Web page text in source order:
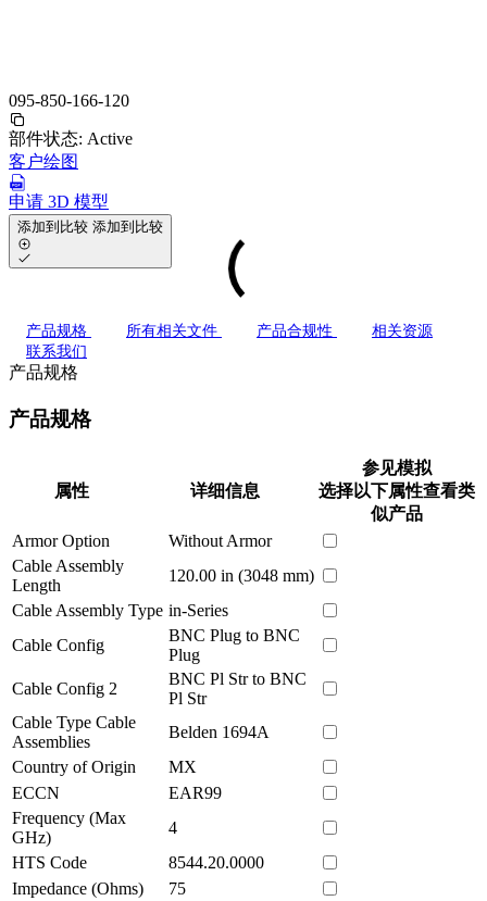
095-850-166-120
部件状态: Active
客户绘图
申请 3D 模型
添加到比较 添加到比较
产品规格 所有相关文件 产品合规性
相关资源
联系我们
产品规格
产品规格
属性 详细信息
参见模拟
选择以下属性查看类
似产品
Armor Option
Without Armor
Cable Assembly
Length
120.00 in (3048 mm)
Cable Assembly Type in-Series
Cable Config
BNC Plug to BNC
Plug
Cable Config 2
BNC Pl Str to BNC
Pl Str
Cable Type Cable
Assemblies
Belden 1694A
Country of Origin
MX
ECCN
EAR99
Frequency (Max
GHz)
4
HTS Code
8544.20.0000
Impedance (Ohms)
75